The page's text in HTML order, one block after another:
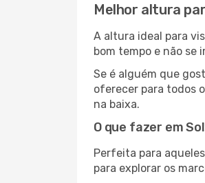
Melhor altura
A altura ideal para
bom tempo e não se
Se é alguém que
oferecer para todos
na baixa.
O que fazer em
Perfeita para
para explorar os